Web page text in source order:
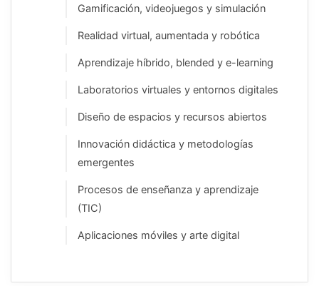
Gamificación, videojuegos y simulación
Realidad virtual, aumentada y robótica
Aprendizaje híbrido, blended y e-learning
Laboratorios virtuales y entornos digitales
Diseño de espacios y recursos abiertos
Innovación didáctica y metodologías
emergentes
Procesos de enseñanza y aprendizaje
(TIC)
Aplicaciones móviles y arte digital